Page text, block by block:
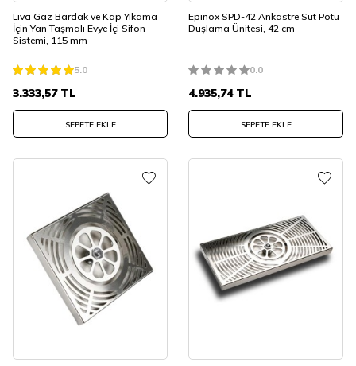
Liva Gaz Bardak ve Kap Yıkama
İçin Yan Taşmalı Evye İçi Sifon
Sistemi, 115 mm
5.0
3.333,57TL
SEPETE EKLE
Epinox SPD-42 Ankastre Süt Potu
Duşlama Ünitesi, 42 cm
0.0
4.935,74TL
SEPETE EKLE